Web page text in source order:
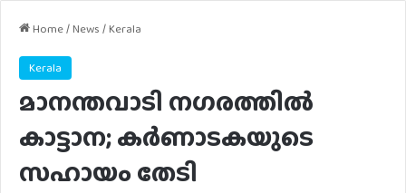
Home/News /Kerala
Kerala
മാനന്തവാടി നഗരത്തിൽ
കാട്ടാന; കർണാടകയുടെ
സഹായം തേടി